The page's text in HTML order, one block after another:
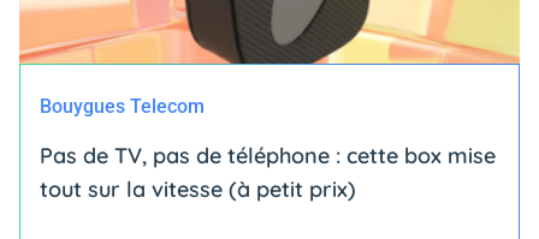
Bouygues Telecom
Pas de TV, pas de téléphone : cette box mise
tout sur la vitesse (à petit prix)